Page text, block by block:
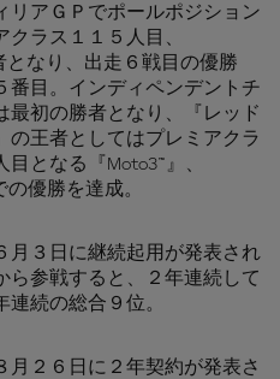
リアＧＰでポールポジション
ラス１１５人目、
となり、出走６戦目の優勝
番目。インディペンデントチ
最初の勝者となり、『レッド
の王者としてはプレミアクラ
となる『Moto3™』、
の優勝を達成。
月３日に継続起用が発表され
ら参戦すると、２年連続して
連続の総合９位。
月２６日に２年契約が発表さ